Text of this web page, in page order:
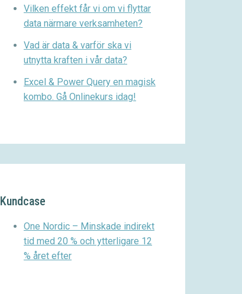
Vilken effekt får vi om vi flyttar
data närmare verksamheten?
Vad är data & varför ska vi
utnytta kraften i vår data?
Excel & Power Query en magisk
kombo. Gå Onlinekurs idag!
Kundcase
One Nordic – Minskade indirekt
tid med 20 % och ytterligare 12
% året efter